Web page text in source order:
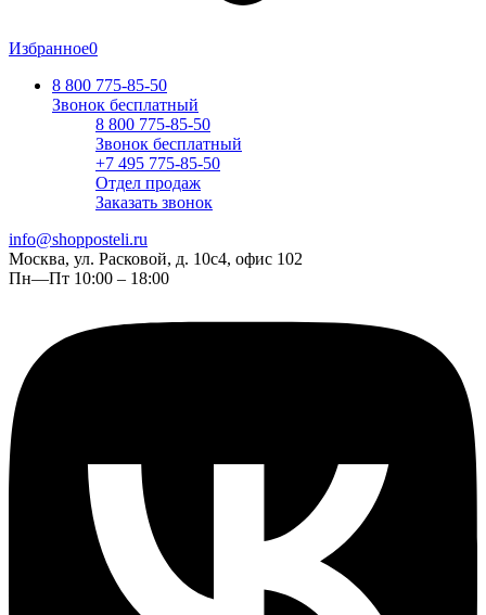
Избранное0
8 800 775-85-50
Звонок бесплатный
8 800 775-85-50
Звонок бесплатный
+7 495 775-85-50
Отдел продаж
Заказать звонок
info@shopposteli.ru
Москва, ул. Расковой, д. 10с4, офис 102
Пн—Пт 10:00 – 18:00